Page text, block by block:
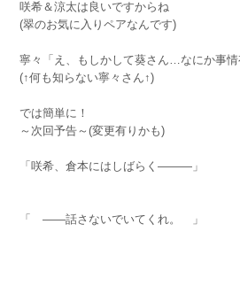
咲希＆涼太は良いですからね
(翠のお気に入りペアなんです)
寧々「え、もしかして葵さん…なにか事情
(↑何も知らない寧々さん↑)
では簡単に！
～次回予告～(変更有りかも)
「咲希、倉本にはしばらく―――」
「 ――話さないでいてくれ。 」